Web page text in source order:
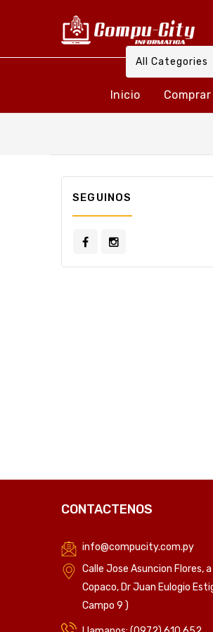
Inicio Comprar
SEGUINOS
CONTACTENOS
info@compucity.com.py
Calle Jose Asuncion Flores,
Copaco, Dr Juan Eulogio
Campo 9 )